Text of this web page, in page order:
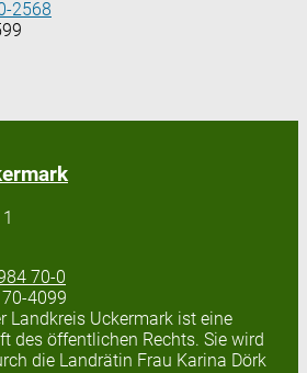
2568
70-0
4099
Landkreis Uckermark ist eine
des öffentlichen Rechts. Sie wird
die Landrätin Frau Karina Dörk